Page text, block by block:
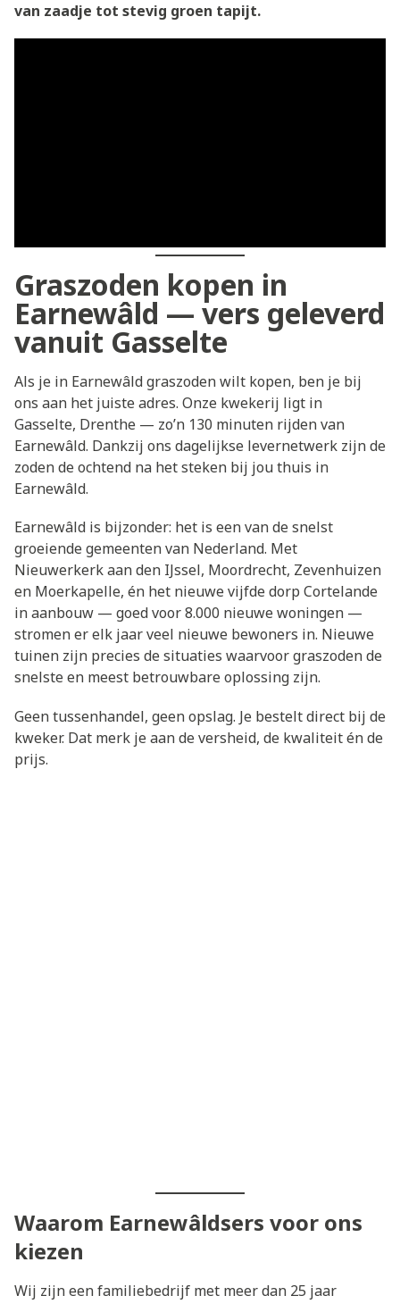
van zaadje tot stevig groen tapijt.
Graszoden kopen in
Earnewâld — vers geleverd
vanuit Gasselte
Als je in Earnewâld graszoden wilt kopen, ben je bij
ons aan het juiste adres. Onze kwekerij ligt in
Gasselte, Drenthe — zo’n 130 minuten rijden van
Earnewâld. Dankzij ons dagelijkse levernetwerk zijn de
zoden de ochtend na het steken bij jou thuis in
Earnewâld.
Earnewâld is bijzonder: het is een van de snelst
groeiende gemeenten van Nederland. Met
Nieuwerkerk aan den IJssel, Moordrecht, Zevenhuizen
en Moerkapelle, én het nieuwe vijfde dorp Cortelande
in aanbouw — goed voor 8.000 nieuwe woningen —
stromen er elk jaar veel nieuwe bewoners in. Nieuwe
tuinen zijn precies de situaties waarvoor graszoden de
snelste en meest betrouwbare oplossing zijn.
Geen tussenhandel, geen opslag. Je bestelt direct bij de
kweker. Dat merk je aan de versheid, de kwaliteit én de
prijs.
Waarom Earnewâldsers voor ons
kiezen
Wij zijn een familiebedrijf met meer dan 25 jaar